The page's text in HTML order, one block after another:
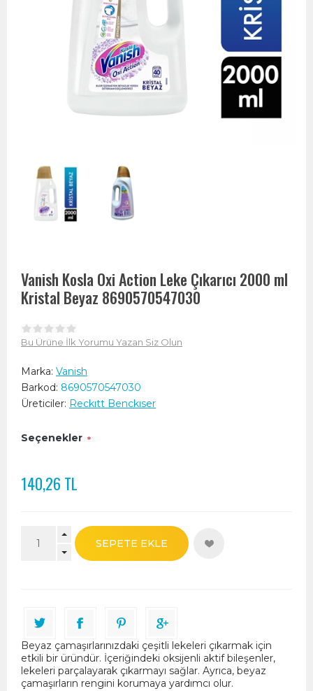
Vanish Kosla Oxi Action Leke Çıkarıcı 2000 ml
Kristal Beyaz 8690570547030
Bu Ürüne İlk Yorumu Yazan Siz Olun
Marka: Vanish
Barkod: 8690570547030
Üreticiler: Reckıtt Benckıser
Seçenekler *
140,26 TL
Beyaz çamaşırlarınızdaki çeşitli lekeleri çıkarmak için
etkili bir üründür. İçeriğindeki oksijenli aktif bileşenler,
lekeleri parçalayarak çıkarmayı sağlar. Ayrıca, beyaz
çamaşırların rengini korumaya yardımcı olur.